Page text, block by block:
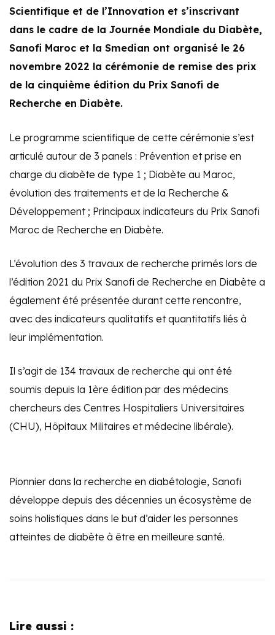
Scientifique et de l’Innovation et s’inscrivant
dans le cadre de la Journée Mondiale du Diabète,
Sanofi Maroc et la Smedian ont organisé le 26
novembre 2022 la cérémonie de remise des prix
de la cinquième édition du Prix Sanofi de
Recherche en Diabète.
Le programme scientifique de cette cérémonie s’est
articulé autour de 3 panels : Prévention et prise en
charge du diabète de type 1 ; Diabète au Maroc,
évolution des traitements et de la Recherche &
Développement ; Principaux indicateurs du Prix Sanofi
Maroc de Recherche en Diabète.
L’évolution des 3 travaux de recherche primés lors de
l’édition 2021 du Prix Sanofi de Recherche en Diabète a
également été présentée durant cette rencontre,
avec des indicateurs qualitatifs et quantitatifs liés à
leur implémentation.
Il s’agit de 134 travaux de recherche qui ont été
soumis depuis la 1ère édition par des médecins
chercheurs des Centres Hospitaliers Universitaires
(CHU), Hôpitaux Militaires et médecine libérale).
Pionnier dans la recherche en diabétologie, Sanofi
développe depuis des décennies un écosystème de
soins holistiques dans le but d’aider les personnes
atteintes de diabète à être en meilleure santé.
Lire aussi :